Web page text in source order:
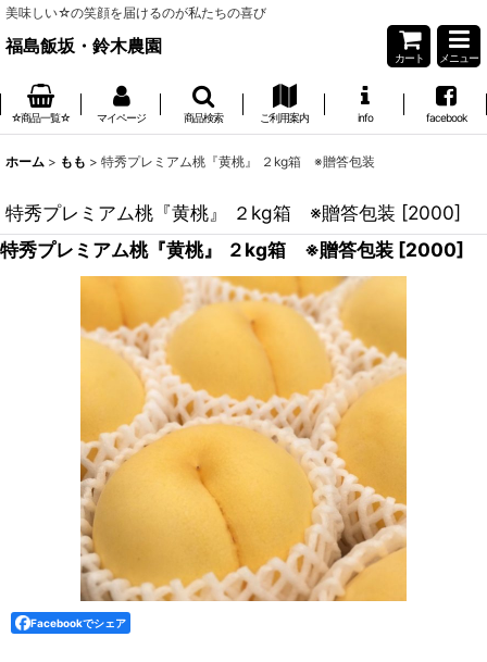
美味しい☆の笑顔を届けるのが私たちの喜び
福島飯坂・鈴木農園
カート メニュー
☆商品一覧☆ マイページ 商品検索 ご利用案内 info facebook
ホーム > もも > 特秀プレミアム桃『黄桃』 ２kg箱 ※贈答包装
特秀プレミアム桃『黄桃』 ２kg箱 ※贈答包装 [2000]
特秀プレミアム桃『黄桃』 ２kg箱 ※贈答包装 [2000]
Facebookでシェア